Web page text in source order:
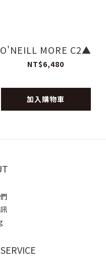
O'NEILL MORE C2▲
NT$6,480
加入購物車